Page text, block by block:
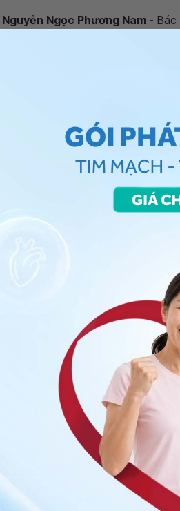
Ngọc Phương Nam - Bác
tế Vinmec Central Park.
kèm tê bì chân tay là do đâu?
qua các triệu chứng của bạn thì
thuốc không đúng dẫn đến
sau đó bạn sẽ có cảm giác tê
bạn nên ăn uống điều độ, ăn
khoa thần kinh để được
,
kiểm tra và tư vấn thêm. Cảm
sức khỏe.
khách vui lòng bấm số
và đặt lịch khám tự động trên
nơi ngay trên ứng dụng.
Hạ đường máu Thần kinh